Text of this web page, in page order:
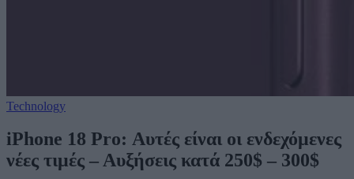
Technology
iPhone 18 Pro: Αυτές είναι οι ενδεχόμενες
νέες τιμές – Αυξήσεις κατά 250$ – 300$